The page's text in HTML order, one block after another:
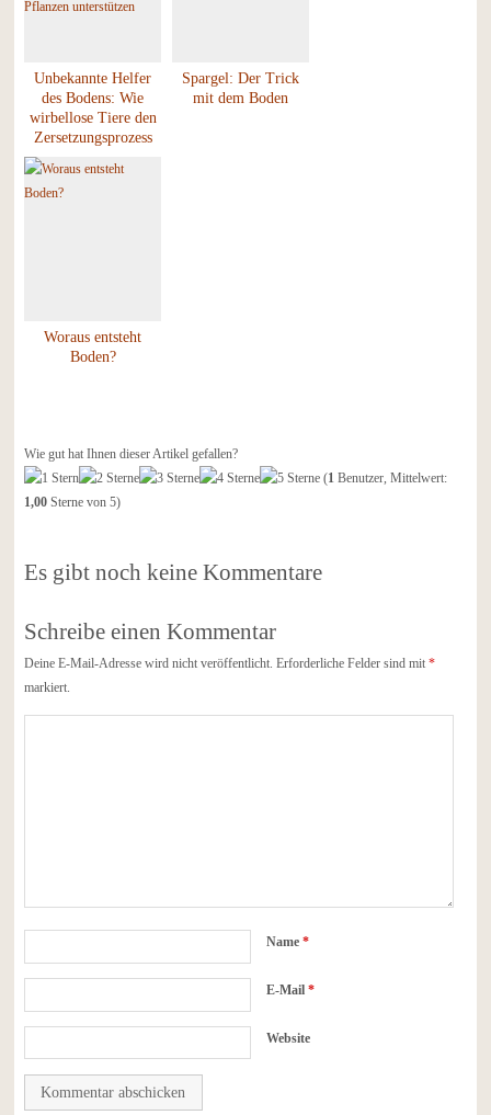
Unbekannte Helfer
des Bodens: Wie
wirbellose Tiere den
Zersetzungsprozess
unterstützen
Spargel: Der Trick
mit dem Boden
Woraus entsteht
Boden?
Wie gut hat Ihnen dieser Artikel gefallen?
(1 Benutzer, Mittelwert:
1,00Sterne von 5)
Es gibt noch keine Kommentare
Schreibe einen Kommentar
Deine E-Mail-Adresse wird nicht veröffentlicht. Erforderliche Felder sind mit *
markiert.
Name *
E-Mail *
Website